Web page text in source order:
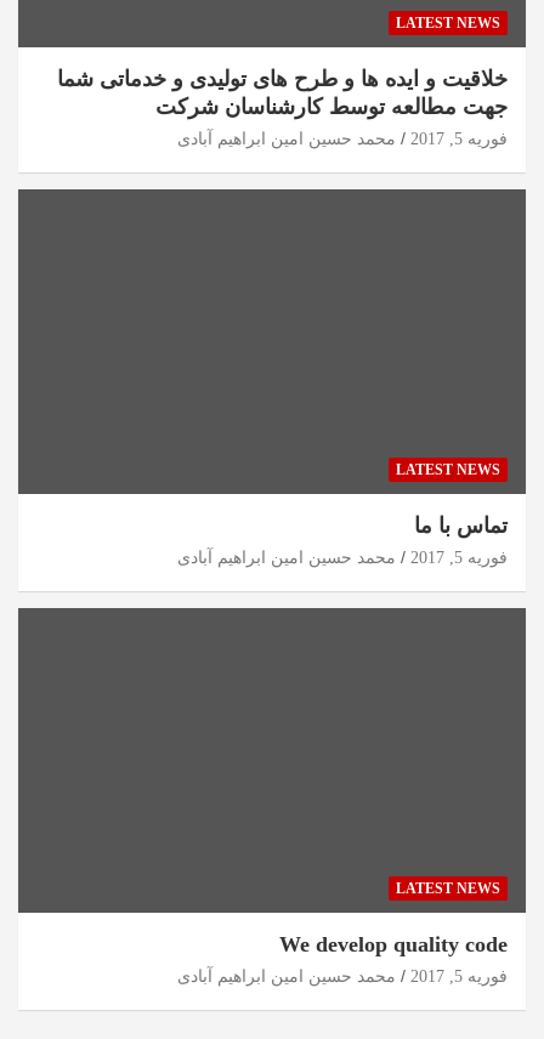
LATEST NEWS
خلاقیت و ایده ها و طرح های تولیدی و خدماتی شما
جهت مطالعه توسط کارشناسان شرکت
فوریه 5, 2017 محمد حسین امین ابراهیم آبادی
LATEST NEWS
تماس با ما
فوریه 5, 2017 محمد حسین امین ابراهیم آبادی
LATEST NEWS
We develop quality code
فوریه 5, 2017 محمد حسین امین ابراهیم آبادی